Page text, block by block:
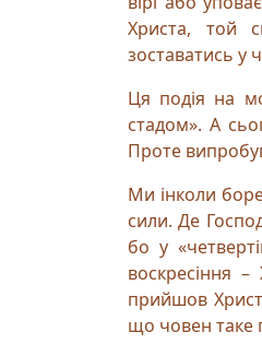
Христа, той
зоставатись у
Ця подія на
стадом». А
Проте
Ми інколи
сили. Де
бо у
воскресіння
прийшов
що човен таке